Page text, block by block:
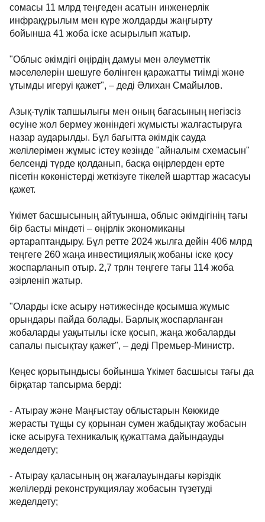
сомасы 11 млрд теңгеден асатын инженерлік
инфрақұрылым мен күре жолдарды жаңғырту
бойынша 41 жоба іске асырылып жатыр.
"Облыс әкімдігі өңірдің дамуы мен әлеуметтік
мәселелерін шешуге бөлінген қаражатты тиімді және
ұтымды игеруі қажет", – деді Әлихан Смайылов.
Азық-түлік тапшылығы мен оның бағасының негізсіз
өсуіне жол бермеу жөніндегі жұмысты жалғастыруға
назар аударылды. Бұл бағытта әкімдік сауда
желілерімен жұмыс істеу кезінде "айналым схемасын"
белсенді түрде қолданып, басқа өңірлерден ерте
пісетін көкөністерді жеткізуге тікелей шарттар жасасуы
қажет.
Үкімет басшысының айтуынша, облыс әкімдігінің тағы
бір басты міндеті – өңірлік экономиканы
әртараптандыру. Бұл ретте 2024 жылға дейін 406 млрд
теңгеге 260 жаңа инвестициялық жобаны іске қосу
жоспарланып отыр. 2,7 трлн теңгеге тағы 114 жоба
әзірленіп жатыр.
"Оларды іске асыру нәтижесінде қосымша жұмыс
орындары пайда болады. Барлық жоспарланған
жобаларды уақытылы іске қосып, жаңа жобаларды
сапалы пысықтау қажет", – деді Премьер-Министр.
Кеңес қорытындысы бойынша Үкімет басшысы тағы да
бірқатар тапсырма берді:
- Атырау және Маңғыстау облыстарын Көкжиде
жерасты тұщы су қорынан сумен жабдықтау жобасын
іске асыруға техникалық құжаттама дайындауды
жеделдету;
- Атырау қаласының оң жағалауындағы кәріздік
желілерді реконструкциялау жобасын түзетуді
жеделдету;